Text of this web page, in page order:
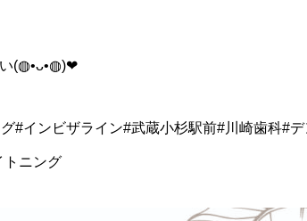
い(◍•ᴗ•◍)❤︎
#インビザライン#武蔵小杉駅前#川崎歯科#
トニング